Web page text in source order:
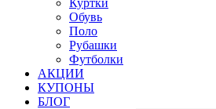
Куртки
Обувь
Поло
Рубашки
Футболки
АКЦИИ
КУПОНЫ
БЛОГ